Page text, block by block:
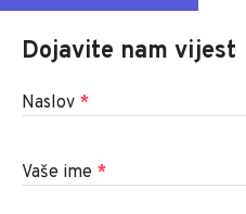
Dojavite nam vijest
Naslov *
Vaše ime *